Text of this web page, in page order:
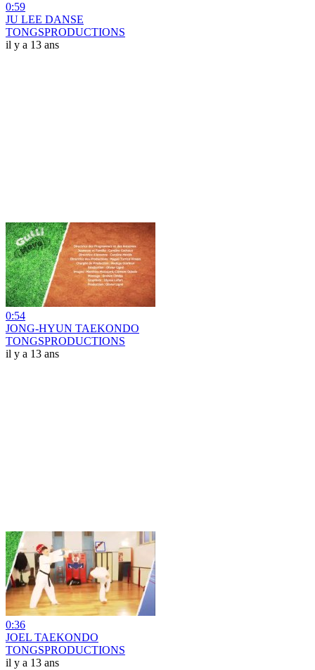
0:59
JU LEE DANSE
TONGSPRODUCTIONS
il y a 13 ans
0:54
JONG-HYUN TAEKONDO
TONGSPRODUCTIONS
il y a 13 ans
0:36
JOEL TAEKONDO
TONGSPRODUCTIONS
il y a 13 ans